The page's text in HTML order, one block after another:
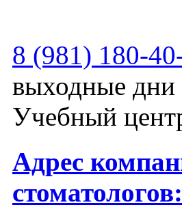
8 (981) 180-
выходные дни
Учебный
Адрес
стоматологов: